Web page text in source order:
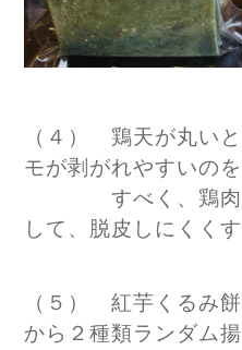
（４） 鶏天が丸い
モが剥がれやすいの
すべく、鶏肉を
して、脱皮しにくくす
（５） 紅芋くるみ
から２種類ランダム揚